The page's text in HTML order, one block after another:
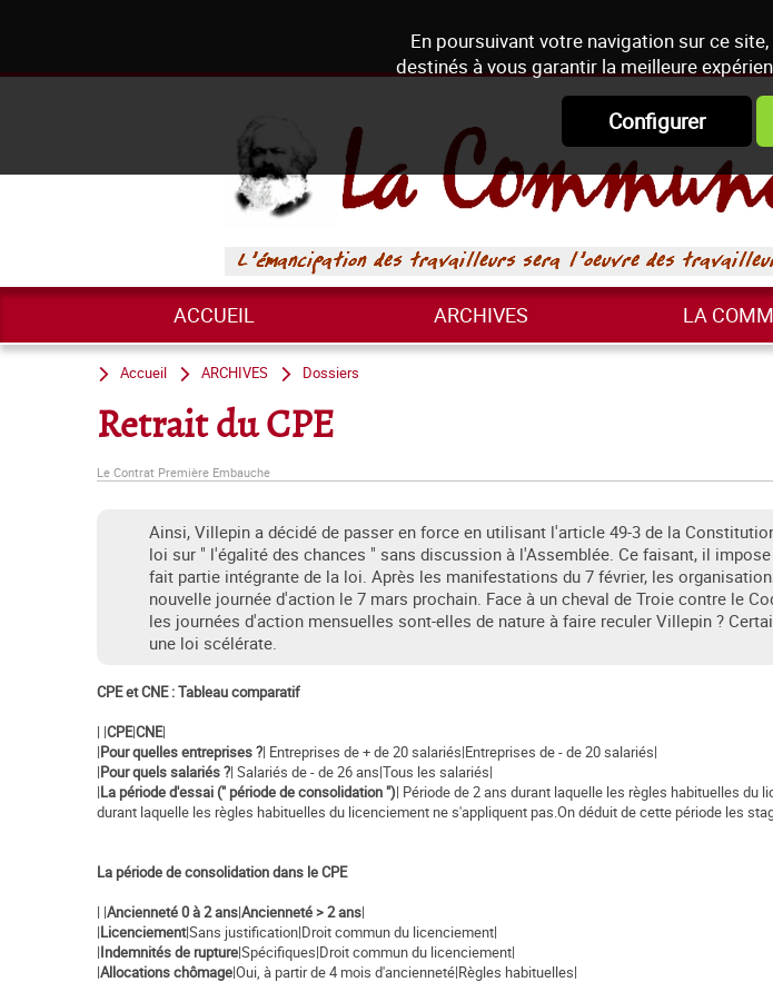
En poursuivant votre navigation sur ce
destinés à vous garantir la meilleure
Configurer
ACCUEIL ARCHIVES LA
Accueil ARCHIVES Dossiers
Retrait du CPE
Le Contrat Première Embauche
Ainsi, Villepin a décidé de passer en force en utilisant l'article 49-3 de la
loi sur " l'égalité des chances " sans discussion à l'Assemblée. Ce faisant, il
fait partie intégrante de la loi. Après les manifestations du 7 février, les
nouvelle journée d'action le 7 mars prochain. Face à un cheval de Troie contre le
les journées d'action mensuelles sont-elles de nature à faire reculer Villepin ?
une loi scélérate.
CPE et CNE : Tableau comparatif
| |CPE|CNE|
|Pour quelles entreprises ?| Entreprises de + de 20 salariés|Entreprises de - de 20 salariés|
|Pour quels salariés ?| Salariés de - de 26 ans|Tous les salariés|
|La période d'essai (" période de consolidation ")| Période de 2 ans durant laquelle les règles habituelles du
durant laquelle les règles habituelles du licenciement ne s'appliquent pas.On déduit de cette période les
La période de consolidation dans le CPE
| |Ancienneté 0 à 2 ans|Ancienneté > 2 ans|
|Licenciement|Sans justification|Droit commun du licenciement|
|Indemnités de rupture|Spécifiques|Droit commun du licenciement|
|Allocations chômage|Oui, à partir de 4 mois d'ancienneté|Règles habituelles|